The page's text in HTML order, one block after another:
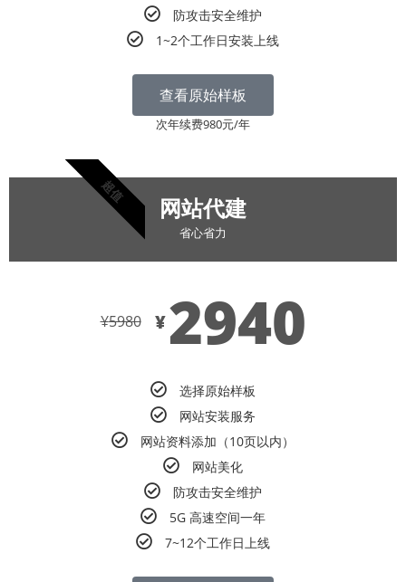
防攻击安全维护
1~2个工作日安装上线
查看原始样板
次年续费980元/年
超值
网站代建
省心省力
¥5980 ¥2940
选择原始样板
网站安装服务
网站资料添加（10页以内）
网站美化
防攻击安全维护
5G 高速空间一年
7~12个工作日上线